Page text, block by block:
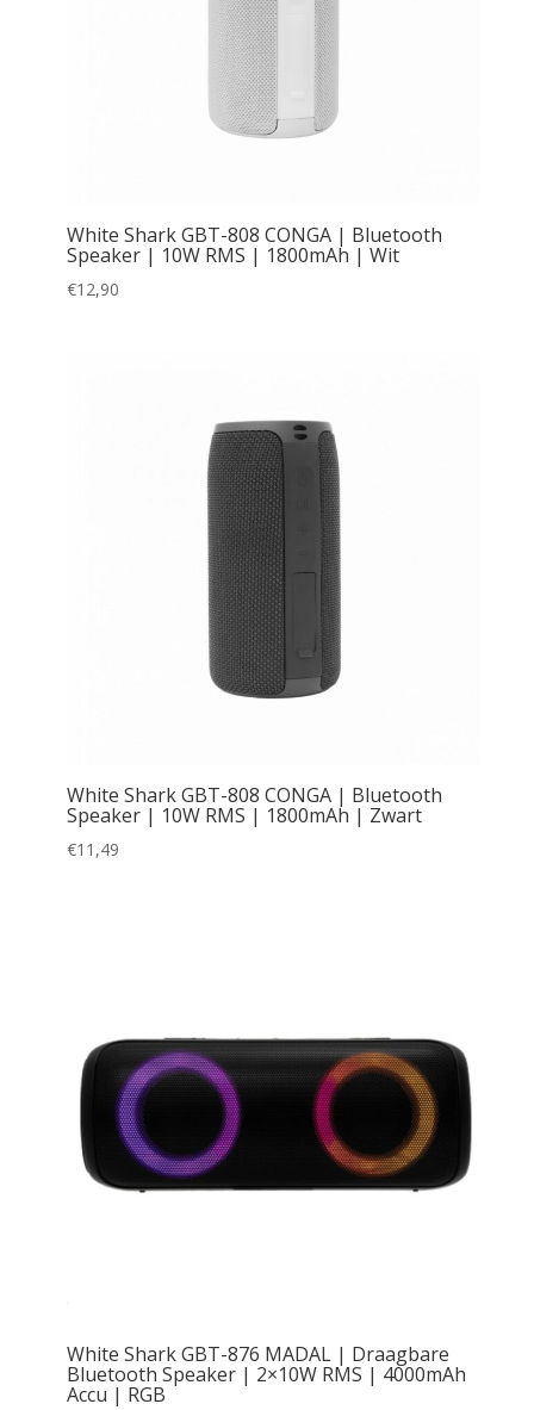
White Shark GBT-808 CONGA | Bluetooth
Speaker | 10W RMS | 1800mAh | Wit
€12,90
White Shark GBT-808 CONGA | Bluetooth
Speaker | 10W RMS | 1800mAh | Zwart
€11,49
White Shark GBT-876 MADAL | Draagbare
Bluetooth Speaker | 2×10W RMS | 4000mAh
Accu | RGB